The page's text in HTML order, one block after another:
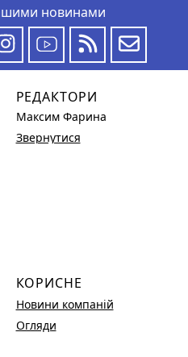
новинами
РЕДАКТОРИ
Максим Фарина
Звернутися
КОРИСНЕ
Новини компаній
Огляди